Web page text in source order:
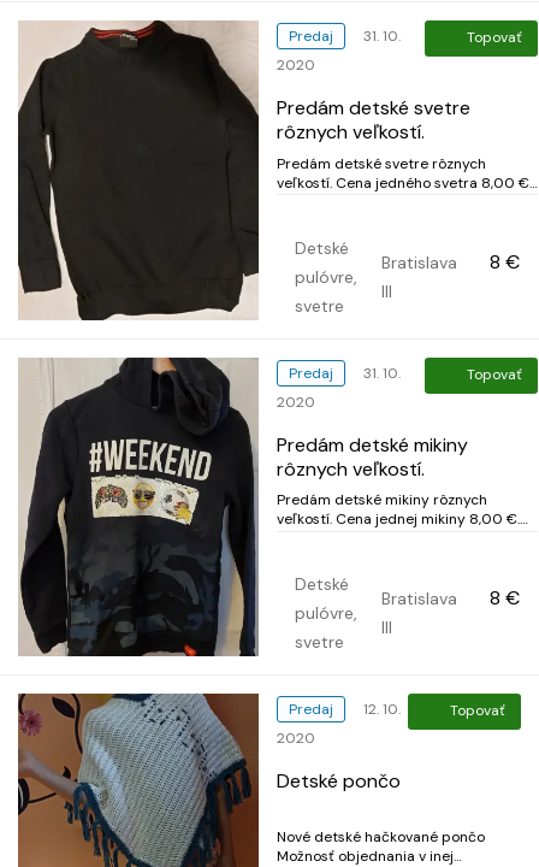
Predaj
31. 10.
2020
Topovať
Predám detské svetre
rôznych veľkostí.
Predám detské svetre rôznych
veľkostí. Cena jedného svetra 8,00 €.
Detské
pulóvre,
svetre
Bratislava
III
8 €
Predaj
31. 10.
2020
Topovať
Predám detské mikiny
rôznych veľkostí.
Predám detské mikiny rôznych
veľkostí. Cena jednej mikiny 8,00 €.
Detské
pulóvre,
svetre
Bratislava
III
8 €
Predaj
12. 10.
2020
Topovať
Detské pončo
Nové detské hačkované pončo
Možnosť objednania v inej